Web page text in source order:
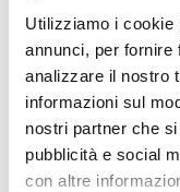
Utilizziamo i cookie
annunci, per fornire
analizzare il nostro
informazioni sul
nostri partner che
pubblicità e social
con altre